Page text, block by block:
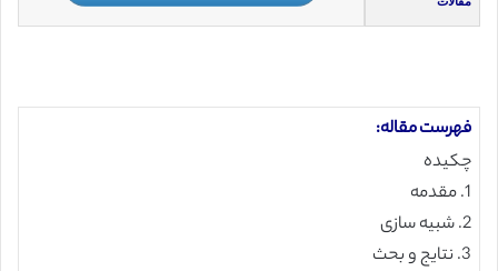
فهرست مقاله:
چکیده
1. مقدمه
2. شبیه سازی
3. نتایج و بحث